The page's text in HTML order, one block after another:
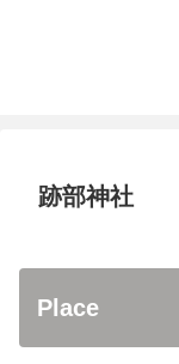
跡部神社
Place